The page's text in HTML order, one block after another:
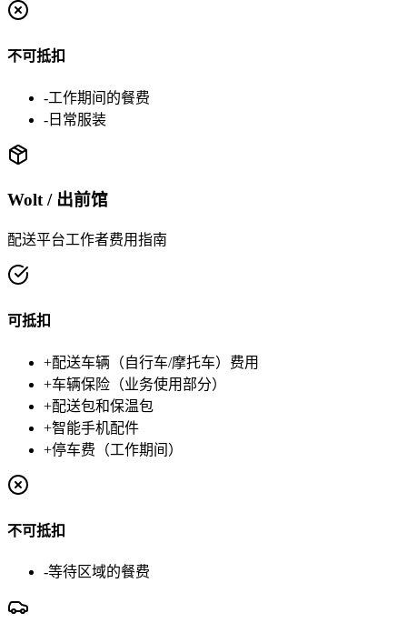
不可抵扣
-工作期间的餐费
- 日常服装
Wolt / 出前馆
配送平台工作者费用指南
可抵扣
+配送车辆（自行车/摩托车）费用
+车辆保险（业务使用部分）
+配送包和保温包
+智能手机配件
+停车费（工作期间）
不可抵扣
-等待区域的餐费